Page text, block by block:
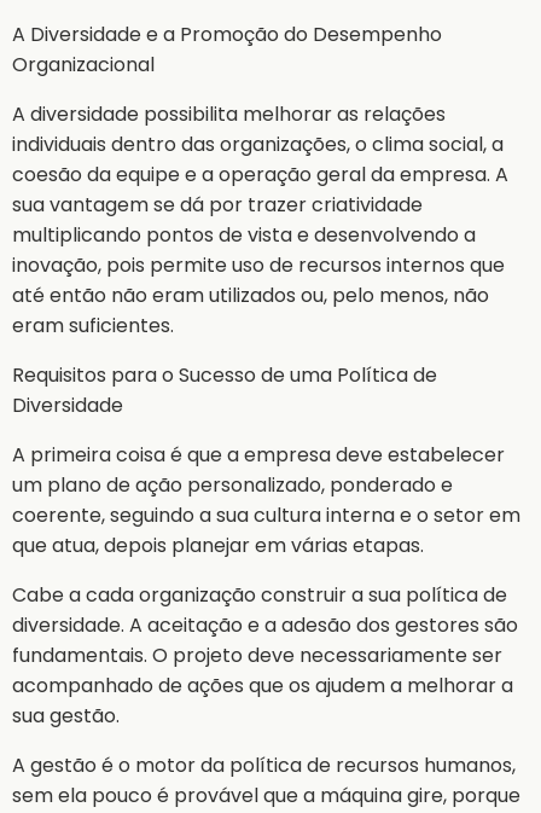
A Diversidade e a Promoção do Desempenho
Organizacional
A diversidade possibilita melhorar as relações
individuais dentro das organizações, o clima social, a
coesão da equipe e a operação geral da empresa. A
sua vantagem se dá por trazer criatividade
multiplicando pontos de vista e desenvolvendo a
inovação, pois permite uso de recursos internos que
até então não eram utilizados ou, pelo menos, não
eram suficientes.
Requisitos para o Sucesso de uma Política de
Diversidade
A primeira coisa é que a empresa deve estabelecer
um plano de ação personalizado, ponderado e
coerente, seguindo a sua cultura interna e o setor em
que atua, depois planejar em várias etapas.
Cabe a cada organização construir a sua política de
diversidade. A aceitação e a adesão dos gestores são
fundamentais. O projeto deve necessariamente ser
acompanhado de ações que os ajudem a melhorar a
sua gestão.
A gestão é o motor da política de recursos humanos,
sem ela pouco é provável que a máquina gire, porque